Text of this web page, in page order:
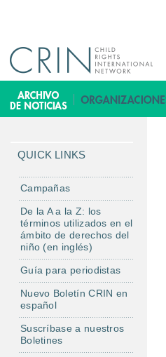
B
i
QUICK LINKS
Campañas
De la A a la Z: los
términos utilizados en el
ámbito de derechos del
niño (en inglés)
Guía para periodistas
Nuevo Boletín CRIN en
español
Suscríbase a nuestros
Boletines